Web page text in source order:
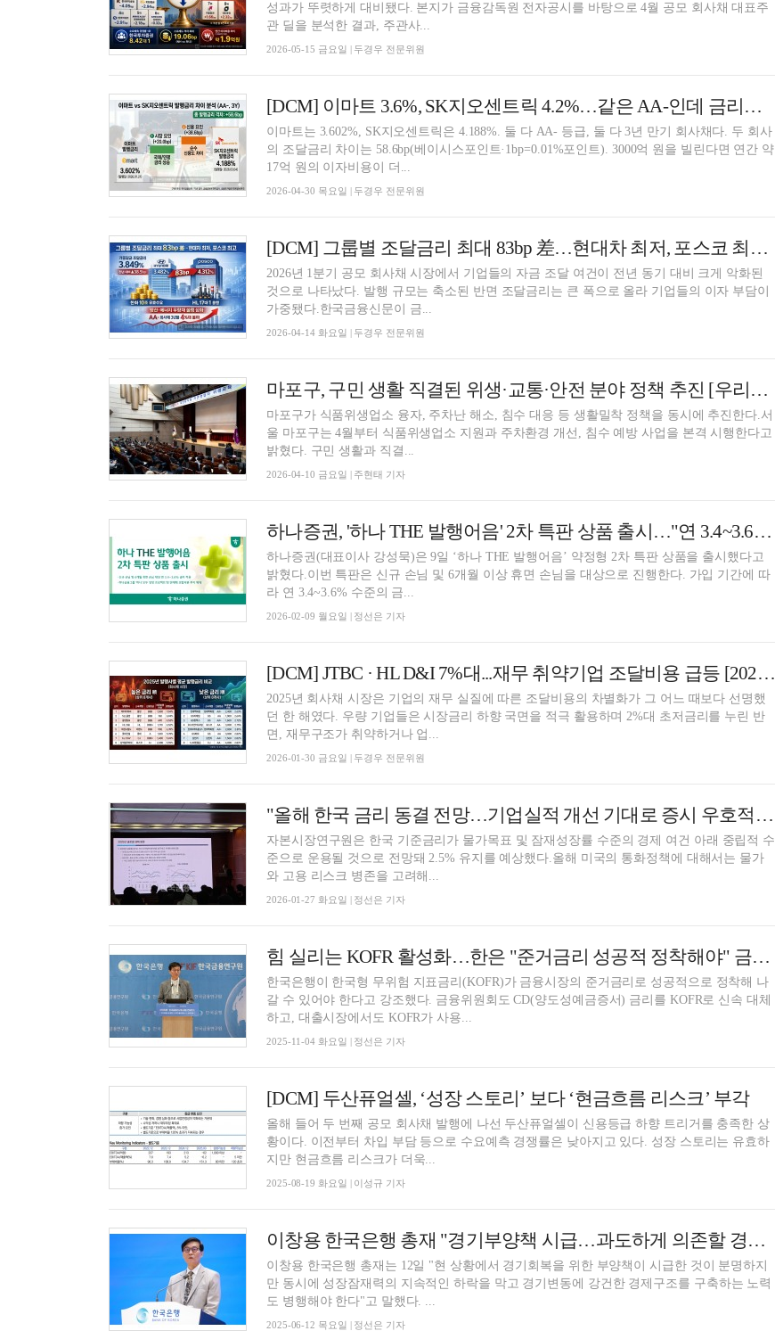
성과가 뚜렷하게 대비됐다. 본지가 금융감독원 전자공시를 바탕으로 4월 공모 회사채 대표주
관 딜을 분석한 결과, 주관사...
2026-05-15 금요일 | 두경우 전문위원
[DCM] 이마트 3.6%, SK지오센트릭 4.2%…같은 AA-인데 금리가 다른 이유 [上]
이마트는 3.602%, SK지오센트릭은 4.188%. 둘 다 AA- 등급, 둘 다 3년 만기 회사채다. 두 회사
의 조달금리 차이는 58.6bp(베이시스포인트·1bp=0.01%포인트). 3000억 원을 빌린다면 연간 약
17억 원의 이자비용이 더...
2026-04-30 목요일 | 두경우 전문위원
[DCM] 그룹별 조달금리 최대 83bp 差…현대차 최저, 포스코 최고 [1분기 리뷰②]
2026년 1분기 공모 회사채 시장에서 기업들의 자금 조달 여건이 전년 동기 대비 크게 악화된
것으로 나타났다. 발행 규모는 축소된 반면 조달금리는 큰 폭으로 올라 기업들의 이자 부담이
가중됐다.한국금융신문이 금...
2026-04-14 화요일 | 두경우 전문위원
마포구, 구민 생활 직결된 위생·교통·안전 분야 정책 추진 [우리區는 지금]
마포구가 식품위생업소 융자, 주차난 해소, 침수 대응 등 생활밀착 정책을 동시에 추진한다.서
울 마포구는 4월부터 식품위생업소 지원과 주차환경 개선, 침수 예방 사업을 본격 시행한다고
밝혔다. 구민 생활과 직결...
2026-04-10 금요일 | 주현태 기자
하나증권, '하나 THE 발행어음' 2차 특판 상품 출시…"연 3.4~3.6% 금리"
하나증권(대표이사 강성묵)은 9일 ‘하나 THE 발행어음’ 약정형 2차 특판 상품을 출시했다고
밝혔다.이번 특판은 신규 손님 및 6개월 이상 휴면 손님을 대상으로 진행한다. 가입 기간에 따
라 연 3.4~3.6% 수준의 금...
2026-02-09 월요일 | 정선은 기자
[DCM] JTBC · HL D&I 7%대...재무 취약기업 조달비용 급등 [2025 결산⑥]
2025년 회사채 시장은 기업의 재무 실질에 따른 조달비용의 차별화가 그 어느 때보다 선명했
던 한 해였다. 우량 기업들은 시장금리 하향 국면을 적극 활용하며 2%대 초저금리를 누린 반
면, 재무구조가 취약하거나 업...
2026-01-30 금요일 | 두경우 전문위원
"올해 한국 금리 동결 전망…기업실적 개선 기대로 증시 우호적" [자본연 2026 전망]
자본시장연구원은 한국 기준금리가 물가목표 및 잠재성장률 수준의 경제 여건 아래 중립적 수
준으로 운용될 것으로 전망돼 2.5% 유지를 예상했다.올해 미국의 통화정책에 대해서는 물가
와 고용 리스크 병존을 고려해...
2026-01-27 화요일 | 정선은 기자
힘 실리는 KOFR 활성화…한은 "준거금리 성공적 정착해야" 금융위 "대출 활용 단계적 도입 검토"
한국은행이 한국형 무위험 지표금리(KOFR)가 금융시장의 준거금리로 성공적으로 정착해 나
갈 수 있어야 한다고 강조했다. 금융위원회도 CD(양도성예금증서) 금리를 KOFR로 신속 대체
하고, 대출시장에서도 KOFR가 사용...
2025-11-04 화요일 | 정선은 기자
[DCM] 두산퓨얼셀, ‘성장 스토리’ 보다 ‘현금흐름 리스크’ 부각
올해 들어 두 번째 공모 회사채 발행에 나선 두산퓨얼셀이 신용등급 하향 트리거를 충족한 상
황이다. 이전부터 차입 부담 등으로 수요예측 경쟁률은 낮아지고 있다. 성장 스토리는 유효하
지만 현금흐름 리스크가 더욱...
2025-08-19 화요일 | 이성규 기자
이창용 한국은행 총재 "경기부양책 시급…과도하게 의존할 경우 더 큰 부작용"
이창용 한국은행 총재는 12일 "현 상황에서 경기회복을 위한 부양책이 시급한 것이 분명하지
만 동시에 성장잠재력의 지속적인 하락을 막고 경기변동에 강건한 경제구조를 구축하는 노력
도 병행해야 한다"고 말했다. ...
2025-06-12 목요일 | 정선은 기자